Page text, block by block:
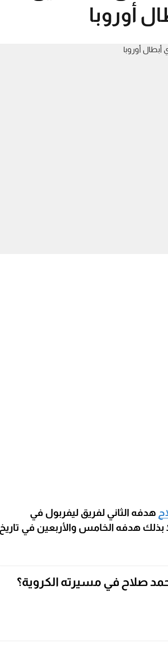
أوروبا
هدفه الثاني لفريق ليفربول في
0 على بولونيا، مسجلاً بذلك هدفه الخامس والأربعين في تاريخ
صلاح في مسيرته الكروية؟